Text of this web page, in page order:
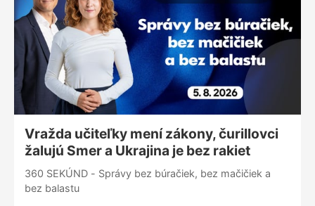
porovnaní s tými, ktorí ochorenie neprekonali. A práve o
duševnom zdraví sme hovorili s lekárkou,
epidemiologičkou Alexandrou Bražinovou.
Vražda učiteľky mení zákony, čurillovci
žalujú Smer a Ukrajina je bez rakiet
360 SEKÚND - Správy bez búračiek, bez mačičiek a
bez balastu